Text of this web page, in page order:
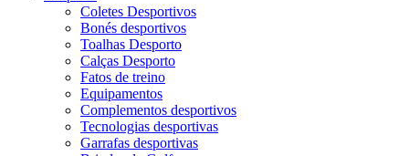
Coletes Desportivos
Bonés desportivos
Toalhas Desporto
Calças Desporto
Fatos de treino
Equipamentos
Complementos desportivos
Tecnologias desportivas
Garrafas desportivas